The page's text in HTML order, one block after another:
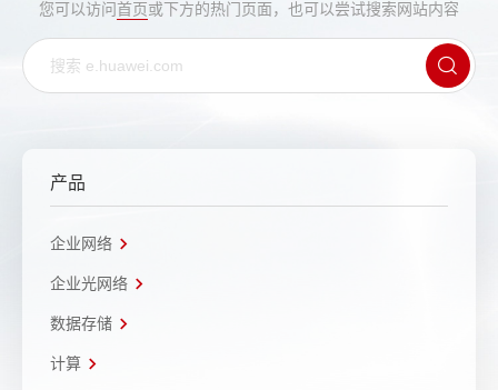
您可以访问首页或下方的热门页面，也可以尝试搜索网站内容
产品
企业网络
企业光网络
数据存储
计算